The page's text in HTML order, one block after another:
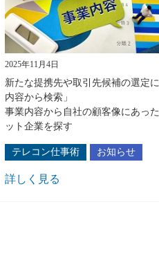
2025年11月4日
新たな提携先や取引先候補の選定
内容から検索」
事業内容から自社の顧客像にあっ
ット企業を探す
テレコン仕事術 お知らせ
詳しく見る